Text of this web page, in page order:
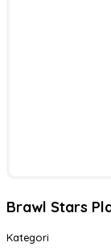
Brawl Stars
Kategori